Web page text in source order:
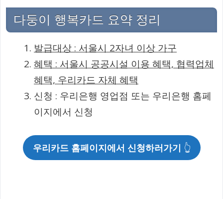
다둥이 행복카드 요약 정리
발급대상 : 서울시 2자녀 이상 가구
혜택 : 서울시 공공시설 이용 혜택, 협력업체
혜택, 우리카드 자체 혜택
신청 : 우리은행 영업점 또는 우리은행 홈페
이지에서 신청
우리카드 홈페이지에서 신청하러가기 👆